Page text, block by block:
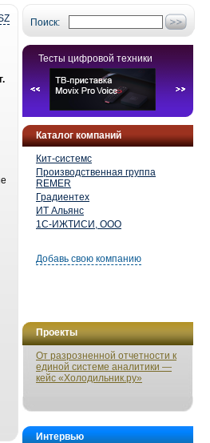
Поиск:
Тесты цифровой техники
Каталог компаний
Кит-системс
Производственная группа
REMER
Градиентех
ИТ Альянс
1С-ИЖТИСИ, ООО
Добавь свою компанию
Проекты
От разрозненной отчетности к
единой системе аналитики —
кейс «Холодильник.ру»
Интервью